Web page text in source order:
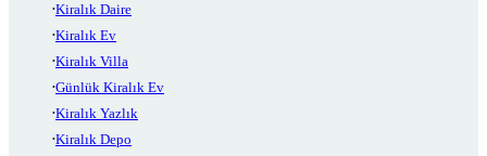
Kiralık Daire
Kiralık Ev
Kiralık Villa
Günlük Kiralık Ev
Kiralık Yazlık
Kiralık Depo